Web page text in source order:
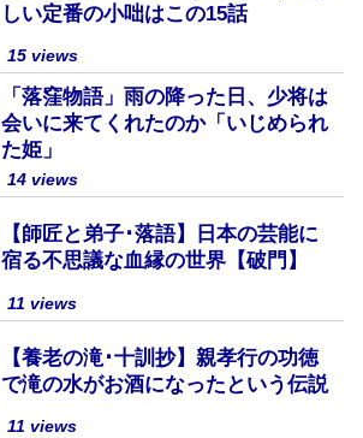
しい定番の小咄はこの15話
15 views
「落窪物語」雨の降った日、少将は
会いに来てくれたのか「いじめられ
た姫」
14 views
【師匠と弟子･落語】日本の芸能に
宿る不思議な血縁の世界【破門】
11 views
【養老の滝･十訓抄】親孝行の功徳
で滝の水がお酒になったという伝説
11 views